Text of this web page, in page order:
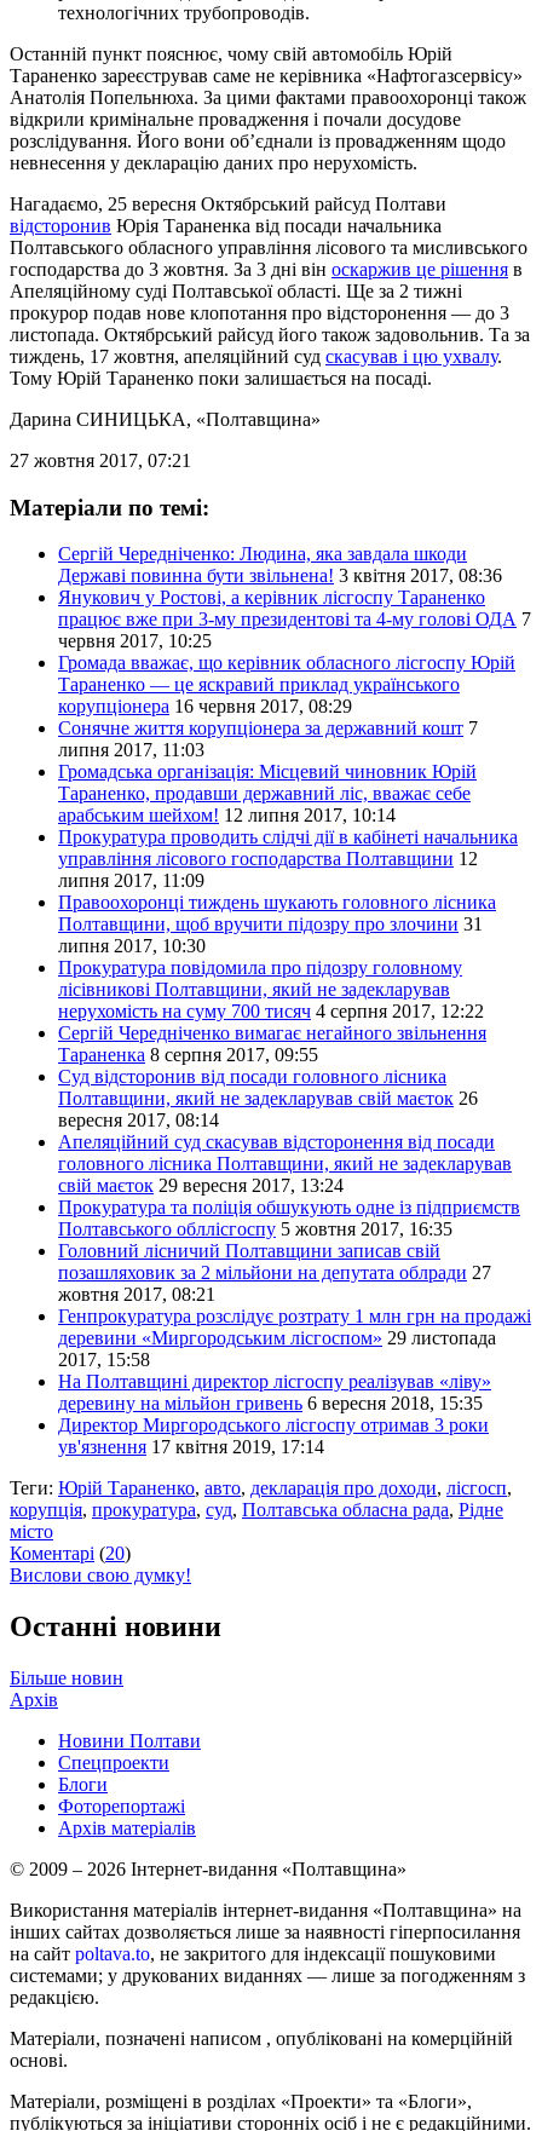
технологічних трубопроводів.
Останній пункт пояснює, чому свій автомобіль Юрій
Тараненко зареєстрував саме не керівника «Нафтогазсервісу»
Анатолія Попельнюха. За цими фактами правоохоронці також
відкрили кримінальне провадження і почали досудове
розслідування. Його вони об’єднали із провадженням щодо
невнесення у декларацію даних про нерухомість.
Нагадаємо, 25 вересня Октябрський райсуд Полтави
відсторонив Юрія Тараненка від посади начальника
Полтавського обласного управління лісового та мисливського
господарства до 3 жовтня. За 3 дні він оскаржив це рішення в
Апеляційному суді Полтавської області. Ще за 2 тижні
прокурор подав нове клопотання про відсторонення — до 3
листопада. Октябрський райсуд його також задовольнив. Та за
тиждень, 17 жовтня, апеляційний суд скасував і цю ухвалу.
Тому Юрій Тараненко поки залишається на посаді.
Дарина СИНИЦЬКА, «Полтавщина»
27 жовтня 2017, 07:21
Матеріали по темі:
Сергій Чередніченко: Людина, яка завдала шкоди
Державі повинна бути звільнена! 3 квітня 2017, 08:36
Янукович у Ростові, а керівник лісгоспу Тараненко
працює вже при 3-му президентові та 4-му голові ОДА 7
червня 2017, 10:25
Громада вважає, що керівник обласного лісгоспу Юрій
Тараненко — це яскравий приклад українського
корупціонера 16 червня 2017, 08:29
Сонячне життя корупціонера за державний кошт 7
липня 2017, 11:03
Громадська організація: Місцевий чиновник Юрій
Тараненко, продавши державний ліс, вважає себе
арабським шейхом! 12 липня 2017, 10:14
Прокуратура проводить слідчі дії в кабінеті начальника
управління лісового господарства Полтавщини 12
липня 2017, 11:09
Правоохоронці тиждень шукають головного лісника
Полтавщини, щоб вручити підозру про злочини 31
липня 2017, 10:30
Прокуратура повідомила про підозру головному
лісівникові Полтавщини, який не задекларував
нерухомість на суму 700 тисяч 4 серпня 2017, 12:22
Сергій Чередніченко вимагає негайного звільнення
Тараненка 8 серпня 2017, 09:55
Суд відсторонив від посади головного лісника
Полтавщини, який не задекларував свій маєток 26
вересня 2017, 08:14
Апеляційний суд скасував відсторонення від посади
головного лісника Полтавщини, який не задекларував
свій маєток 29 вересня 2017, 13:24
Прокуратура та поліція обшукують одне із підприємств
Полтавського обллісгоспу 5 жовтня 2017, 16:35
Головний лісничий Полтавщини записав свій
позашляховик за 2 мільйони на депутата облради 27
жовтня 2017, 08:21
Генпрокуратура розслідує розтрату 1 млн грн на продажі
деревини «Миргородським лісгоспом» 29 листопада
2017, 15:58
На Полтавщині директор лісгоспу реалізував «ліву»
деревину на мільйон гривень 6 вересня 2018, 15:35
Директор Миргородського лісгоспу отримав 3 роки
ув'язнення 17 квітня 2019, 17:14
Теги: Юрій Тараненко, авто, декларація про доходи, лісгосп,
корупція, прокуратура, суд, Полтавська обласна рада, Рідне
місто
Коментарі (20)
Вислови свою думку!
Останні новини
Більше новин
Архів
Новини Полтави
Спецпроекти
Блоги
Фоторепортажі
Архів матеріалів
© 2009 – 2026 Інтернет-видання «Полтавщина»
Використання матеріалів інтернет-видання «Полтавщина» на
інших сайтах дозволяється лише за наявності гіперпосилання
на сайт poltava.to, не закритого для індексації пошуковими
системами; у друкованих виданнях — лише за погодженням з
редакцією.
Матеріали, позначені написом , опубліковані на комерційній
основі.
Матеріали, розміщені в розділах «Проекти» та «Блоги»,
публікуються за ініціативи сторонніх осіб і не є редакційними.